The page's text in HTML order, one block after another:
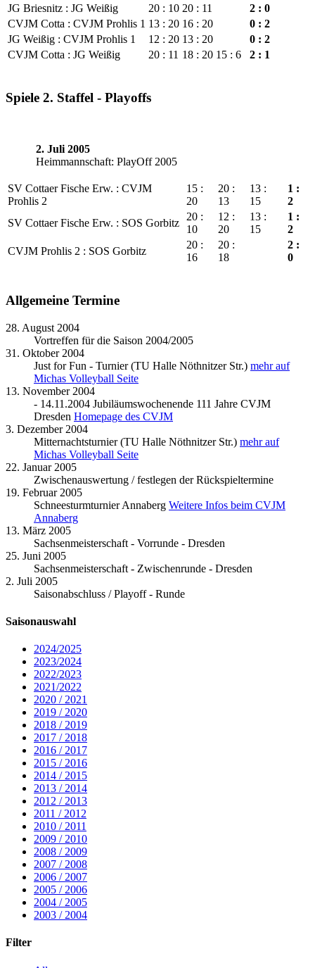
JG Briesnitz : JG Weißig
20 : 10 20 : 11
2 : 0
CVJM Cotta : CVJM Prohlis 1 13 : 20 16 : 20
0 : 2
JG Weißig : CVJM Prohlis 1
12 : 20 13 : 20
0 : 2
CVJM Cotta : JG Weißig
20 : 11 18 : 20 15 : 6 2 : 1
Spiele 2. Staffel - Playoffs
2. Juli 2005
Heimmannschaft: PlayOff 2005
SV Cottaer Fische Erw. : CVJM
Prohlis 2
15 :
20
20 :
13
13 :
15
1 :
2
SV Cottaer Fische Erw. : SOS Gorbitz
20 :
10
12 :
20
13 :
15
1 :
2
CVJM Prohlis 2 : SOS Gorbitz
20 :
16
20 :
18
2 :
0
Allgemeine Termine
28. August 2004
Vortreffen für die Saison 2004/2005
31. Oktober 2004
Just for Fun - Turnier (TU Halle Nöthnitzer Str.) mehr auf
Michas Volleyball Seite
13. November 2004
- 14.11.2004 Jubiläumswochenende 111 Jahre CVJM
Dresden Homepage des CVJM
3. Dezember 2004
Mitternachtsturnier (TU Halle Nöthnitzer Str.) mehr auf
Michas Volleyball Seite
22. Januar 2005
Zwischenauswertung / festlegen der Rückspieltermine
19. Februar 2005
Schneesturmturnier Annaberg Weitere Infos beim CVJM
Annaberg
13. März 2005
Sachsenmeisterschaft - Vorrunde - Dresden
25. Juni 2005
Sachsenmeisterschaft - Zwischenrunde - Dresden
2. Juli 2005
Saisonabschluss / Playoff - Runde
Saisonauswahl
2024/2025
2023/2024
2022/2023
2021/2022
2020 / 2021
2019 / 2020
2018 / 2019
2017 / 2018
2016 / 2017
2015 / 2016
2014 / 2015
2013 / 2014
2012 / 2013
2011 / 2012
2010 / 2011
2009 / 2010
2008 / 2009
2007 / 2008
2006 / 2007
2005 / 2006
2004 / 2005
2003 / 2004
Filter